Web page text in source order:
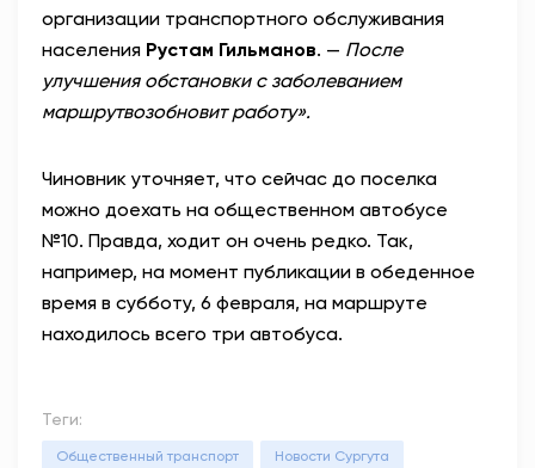
организации транспортного обслуживания
населения Рустам Гильманов. — После
улучшения обстановки с заболеванием
маршрутвозобновит работу».
Чиновник уточняет, что сейчас до поселка
можно доехать на общественном автобусе
№10. Правда, ходит он очень редко. Так,
например, на момент публикации в обеденное
время в субботу, 6 февраля, на маршруте
находилось всего три автобуса.
Теги:
Общественный транспорт Новости Сургута